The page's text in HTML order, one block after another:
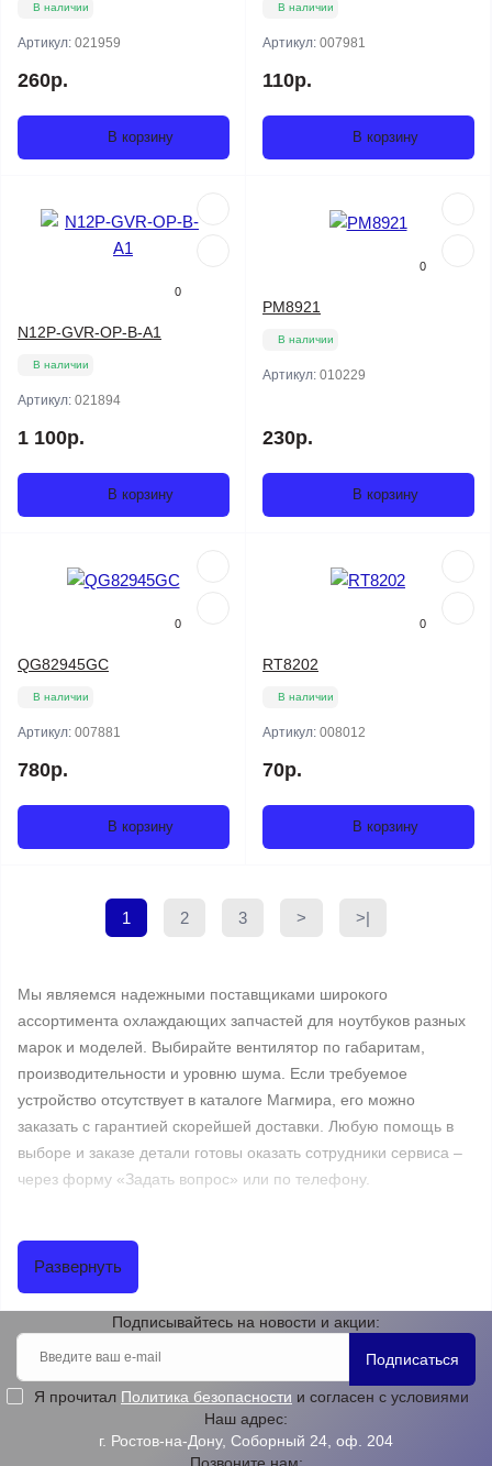
В наличии
Артикул: 021959
260р.
В корзину
В наличии
Артикул: 007981
110р.
В корзину
0
N12P-GVR-OP-B-A1
В наличии
Артикул: 021894
1 100р.
В корзину
0
PM8921
В наличии
Артикул: 010229
230р.
В корзину
0
QG82945GC
В наличии
Артикул: 007881
780р.
В корзину
0
RT8202
В наличии
Артикул: 008012
70р.
В корзину
1 2 3 > >|
Мы являемся надежными поставщиками широкого
ассортимента охлаждающих запчастей для ноутбуков разных
марок и моделей. Выбирайте вентилятор по габаритам,
производительности и уровню шума. Если требуемое
устройство отсутствует в каталоге Магмира, его можно
заказать с гарантией скорейшей доставки. Любую помощь в
выборе и заказе детали готовы оказать сотрудники сервиса –
через форму «Задать вопрос» или по телефону.
Мы также оказываем услуги по замене кулера. Избегайте
перегрева, покупайте кулеры в Магмире онлайн или
приезжайте в офис в Ростове.
Микросхемы и чипы позволяют не только быстро устранить
поломку и выход комплектующих из строя, но и
усовершенствовать устройство ноутбука. Видеочипы и
микросхемы в Ростове-на-Дону предлагает купить сервисный
центр Магмир. Мы уделяем большое внимание качеству
Развернуть
Подписывайтесь на новости и акции:
Подписаться
Я прочитал Политика безопасности и согласен с условиями
Наш адрес:
г. Ростов-на-Дону, Соборный 24, оф. 204